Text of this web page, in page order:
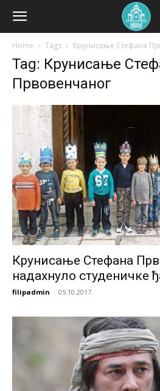
Home Tags Крунисање Стефана
Tag: Крунисање
Првовенчаног
Крунисање Стефана
надахнуло студеничке
filipadmin - 05.10.2017.